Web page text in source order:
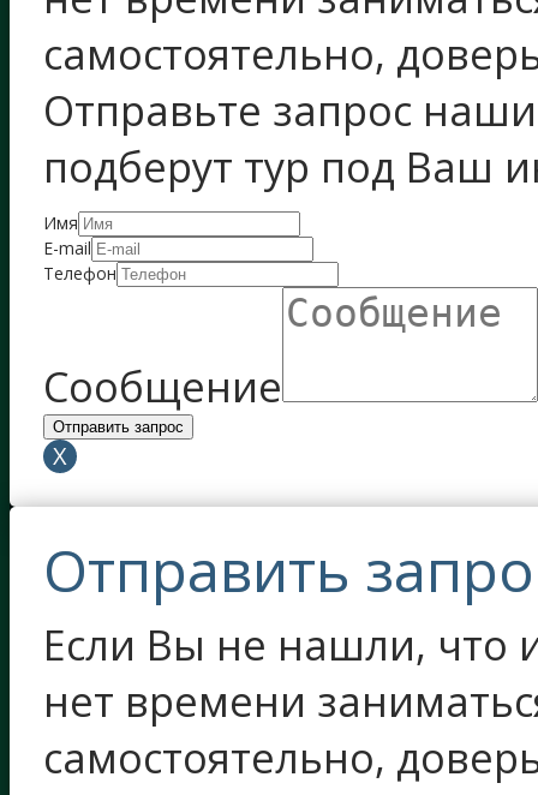
самостоятельно,
Отправьте запрос
подберут тур под Ваш
Имя
E-mail
Телефон
Сообщение
Отправить запрос
X
Отправить
Если Вы не нашли, что
нет времени
самостоятельно,